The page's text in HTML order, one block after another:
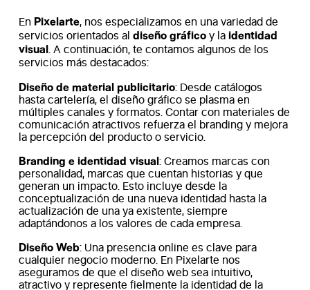
En Pixelarte, nos especializamos en una variedad de
servicios orientados aldiseño gráfico y la identidad
visual . A continuación, te contamos algunos de los
servicios más destacados:
Diseño de material publicitario: Desde catálogos
hasta cartelería, el diseño gráfico se plasma en
múltiples canales y formatos. Contar con materiales de
comunicación atractivos refuerza el branding y mejora
la percepción del producto o servicio.
Branding e identidad visual: Creamos marcas con
personalidad, marcas que cuentan historias y que
generan un impacto. Esto incluye desde la
conceptualización de una nueva identidad hasta la
actualización de una ya existente, siempre
adaptándonos a los valores de cada empresa.
Diseño Web: Una presencia online es clave para
cualquier negocio moderno. En Pixelarte nos
aseguramos de que el diseño web sea intuitivo,
atractivo y represente fielmente la identidad de la